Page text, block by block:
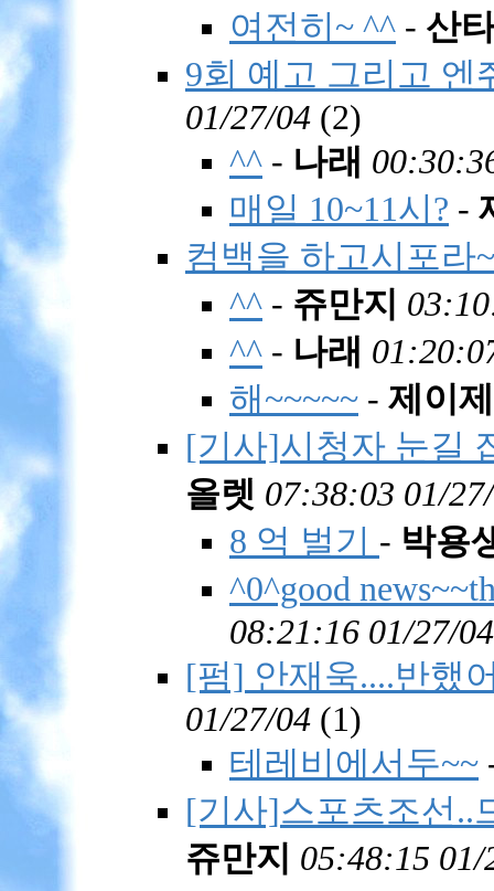
여전히~ ^^ - 산
9회 예고 그리고 엔
01/27/04 (2)
^^ - 나래
매일 10~11시? -
컴백을 하고시포라
^^ - 쥬만지
^^ - 나래
해~~~~~ - 제이
[기사]시청자 눈길
올렛 07:38:03 01/
8 억 벌기 - 박용
^0^good
08:21:16 01/27/04
[펌] 안재욱....반했
01/27/04 (1)
테레비에서두~~
[기사]스포츠조선..
쥬만지 05:48:15 01/